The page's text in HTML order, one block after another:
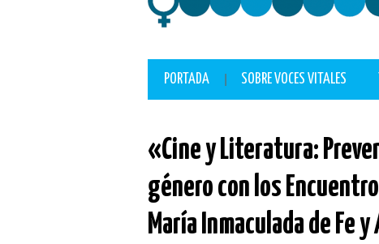
PORTADA SOBRE VOCES VITALES
«Cine y Literatura:
género con los
María Inmaculada de Fe